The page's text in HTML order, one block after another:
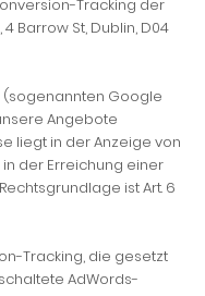
Tracking der
Barrow St, Dublin, D04
(sogenannten Google
Angebote
liegt in der Anzeige von
der Erreichung einer
ist Art. 6
Tracking, die gesetzt
AdWords-